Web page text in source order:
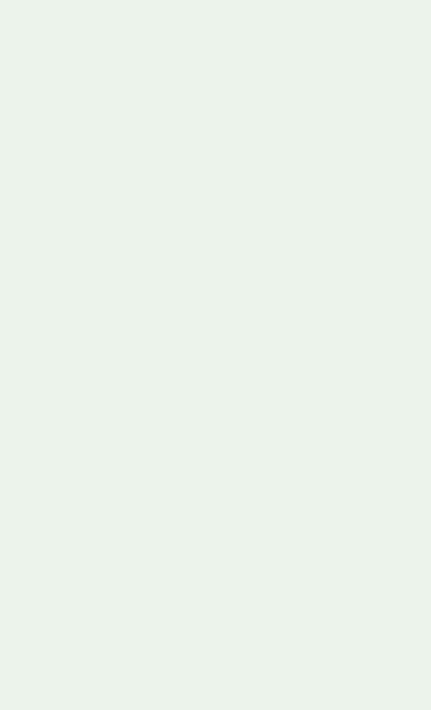
die für Furore sorgen und mit ihrer Torgefahr auch den einen
sind Grenzgänger zwischen Mittelfeld und Sturm, Flügelspieler
Grifo gehört mit stolzen neun Toren dazu, WM-Fahrer